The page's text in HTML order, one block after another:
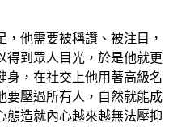
他需要被稱讚、被注目，
得到眾人目光，於是他就更
身，在社交上他用著高級名
要壓過所有人，自然就能成
態造就內心越來越無法壓抑